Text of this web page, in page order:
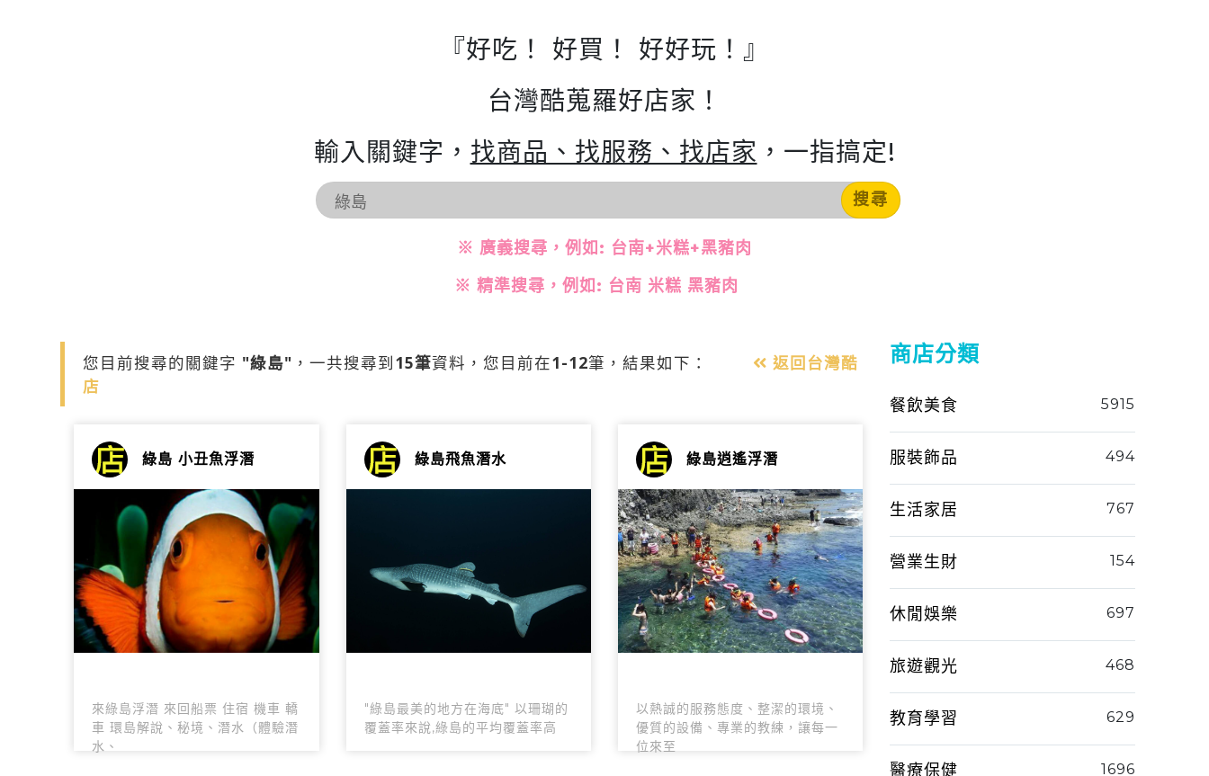
『好吃！ 好買！ 好好玩！』
台灣酷蒐羅好店家！
輸入關鍵字， 找商品、找服務、找店家 ，一指搞定!
搜尋
※ 廣義搜尋，例如: 台南+米糕+黑豬肉
※ 精準搜尋，例如: 台南 米糕 黑豬肉
您目前搜尋的關鍵字 "綠島" ，一共搜尋到15筆資料，您目前在1-12筆，結果如下：
返回台灣酷
店
綠島 小丑魚浮潛
來綠島浮潛 來回船票 住宿 機車 轎
車 環島解說、秘境、潛水（體驗潛
水、
綠島飛魚潛水
"綠島最美的地方在海底" 以珊瑚的
覆蓋率來說,綠島的平均覆蓋率高
綠島逍遙浮潛
以熱誠的服務態度、整潔的環境、
優質的設備、專業的教練，讓每一
位來至
商店分類
餐飲美食 5915
服裝飾品 494
生活家居 767
營業生財 154
休閒娛樂 697
旅遊觀光 468
教育學習 629
醫療保健 1696